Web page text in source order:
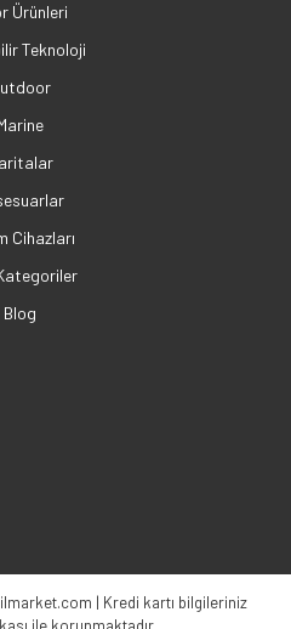
Ürünleri
Teknoloji
Cihazları
Blog
| Kredi kartı bilgileriniz